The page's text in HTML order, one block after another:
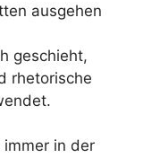
ausgehen
geschieht,
rhetorische
in der